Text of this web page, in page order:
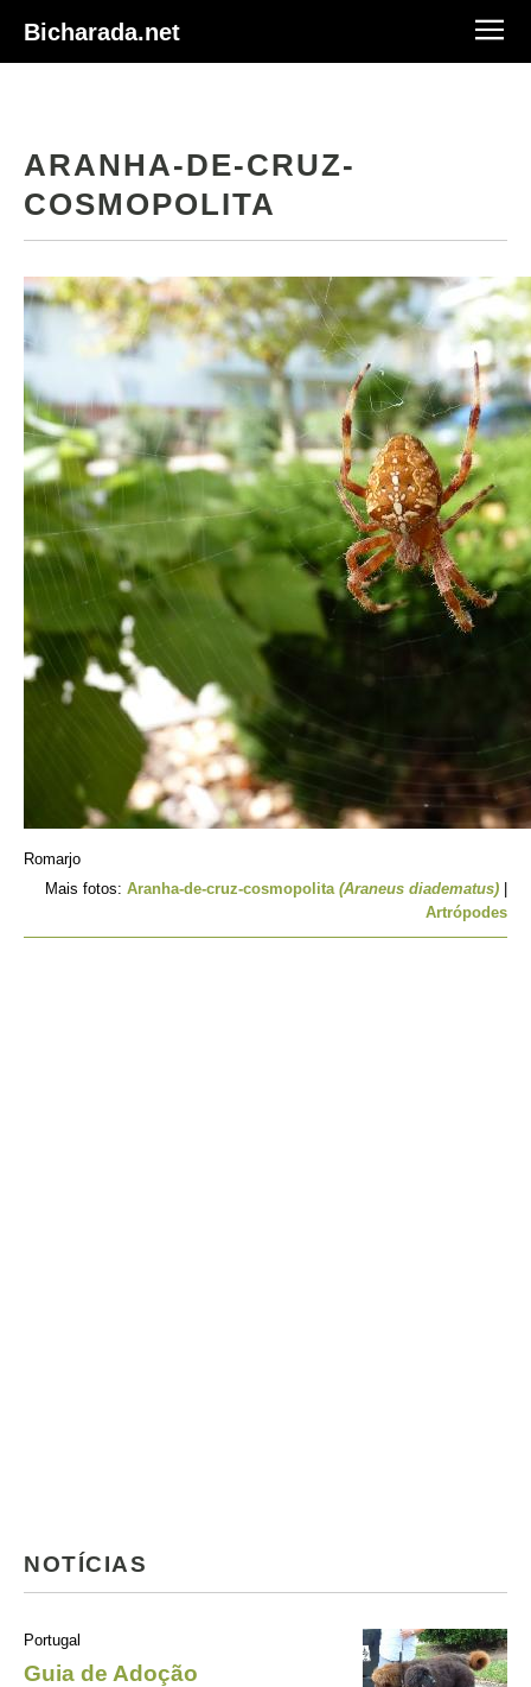
Bicharada.net
ARANHA-DE-CRUZ-
COSMOPOLITA
Romarjo
Mais fotos: Aranha-de-cruz-cosmopolita (Araneus diadematus)
Artrópodes
NOTÍCIAS
Portugal
Guia de Adoção